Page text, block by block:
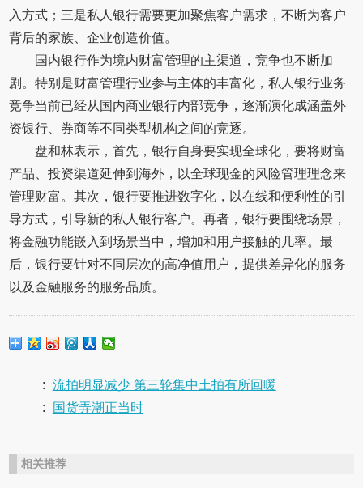
入方式；三是私人银行需要更加聚焦客户需求，不断为客户
背后的家族、企业创造价值。
国内银行作为境内财富管理的主渠道，竞争也不断加
剧。特别是财富管理行业参与主体的丰富化，私人银行业务
竞争当前已经从国内商业银行内部竞争，逐渐演化成涵盖外
资银行、券商等不同类型机构之间的竞逐。
盘和林表示，首先，银行自身要实现全球化，要将财富
产品、投资渠道延伸到海外，以全球现金的风险管理理念来
管理财富。其次，银行要推进数字化，以在线和便利性的引
导方式，引导新的私人银行客户。再者，银行要围绕场景，
将金融功能嵌入到场景当中，增加和用户接触的几率。最
后，银行要针对不同层次的高净值用户，提供差异化的服务
以及金融服务的服务品质。
: 流拍明显减少 第三轮集中土拍有所回暖
:
国货弄潮正当时
相关推荐